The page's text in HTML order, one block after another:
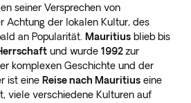
seiner Versprechen von
Achtung der lokalen Kultur, des
an Popularität. Mauritius blieb bis
und wurde 1992zur
komplexen Geschichte und der
ist eine Reise nach Mauritius eine
viele verschiedene Kulturen auf